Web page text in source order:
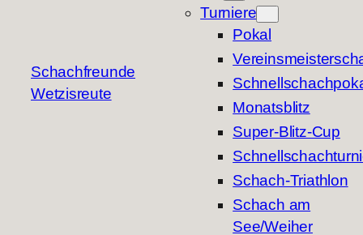
Schachfreunde
Wetzisreute
Turniere
Pokal
Monatsblitz
Super-Blitz-Cup
Schach-Triathlon
Schach am
See/Weiher